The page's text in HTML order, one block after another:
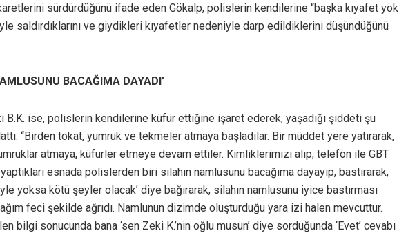
sürdürdüğünü ifade eden Gökalp, polislerin kendilerine “başka kıyafet yok
saldırdıklarını ve giydikleri kıyafetler nedeniyle darp edildiklerini düşündüğünü
BACAĞIMA DAYADI’
B.K. ise, polislerin kendilerine küfür ettiğine işaret ederek, yaşadığı şiddeti şu
“Birden tokat, yumruk ve tekmeler atmaya başladılar. Bir müddet yere yatırarak,
atmaya, küfürler etmeye devam ettiler. Kimliklerimizi alıp, telefon ile GBT
esnada polislerden biri silahın namlusunu bacağıma dayayıp, bastırarak,
yoksa kötü şeyler olacak’ diye bağırarak, silahın namlusunu iyice bastırması
feci şekilde ağrıdı. Namlunun dizimde oluşturduğu yara izi halen mevcuttur.
bilgi sonucunda bana ‘sen Zeki K.’nin oğlu musun’ diye sorduğunda ‘Evet’ cevabı